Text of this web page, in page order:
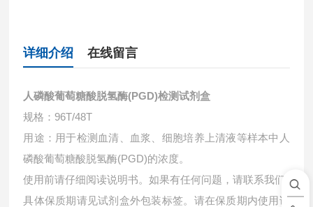
详细介绍 在线留言
人磷酸葡萄糖酸脱氢酶(PGD)检测试剂盒
规格：96T/48T
用途：用于检测血清、血浆、细胞培养上清液等样本中 人
磷酸葡萄糖酸脱氢酶(PGD)的浓度。
使用前请仔细阅读说明书。如果有任何问题，请联系我们
具体保质期请见试剂盒外包装标签。请在保质期内使用试